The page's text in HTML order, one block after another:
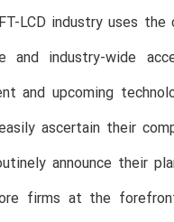
LCD industry uses
and industry-wide
and upcoming
ascertain their
announce their
firms at the